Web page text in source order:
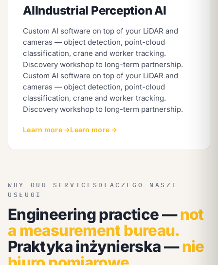
AIIndustrial Perception AI
Custom AI software on top of your LiDAR and
cameras — object detection, point-cloud
classification, crane and worker tracking.
Discovery workshop to long-term partnership.
Custom AI software on top of your LiDAR and
cameras — object detection, point-cloud
classification, crane and worker tracking.
Discovery workshop to long-term partnership.
Learn more →Learn more →
WHY OUR SERVICES DLACZEGO NASZE
USŁUGI
Engineering practice —not
a measurement bureau.
Praktyka inżynierska —nie